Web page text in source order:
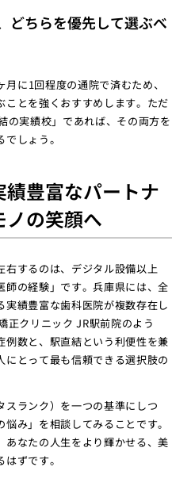
どちらを優先して選ぶべ
に1回程度の通院で済むため、
ことを強くおすすめします。ただ
の実績校」であれば、その両方を
しょう。
豊富なパートナ
ノの笑顔へ
右するのは、デジタル設備以上
師の経験」です。兵庫県には、全
実績豊富な歯科医院が複数存在し
正クリニック JR駅前院のよう
例数と、駅直結という利便性を兼
にとって最も信頼できる選択肢の
ランク）を一つの基準にしつ
み」を相談してみることです。
あなたの人生をより輝かせる、美
ずです。